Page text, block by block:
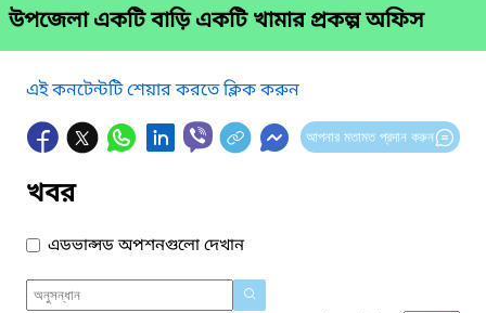
উপজেলা একটি বাড়ি একটি খামার প্রকল্প অফিস
এই কনটেন্টটি শেয়ার করতে ক্লিক করুন
আপনার মতামত প্রদান করুন
খবর
এডভান্সড অপশনগুলো দেখান